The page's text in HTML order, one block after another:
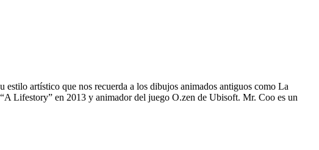
artístico que nos recuerda a los dibujos animados antiguos como La
Lifestory” en 2013 y animador del juego O.zen de Ubisoft. Mr. Coo es un